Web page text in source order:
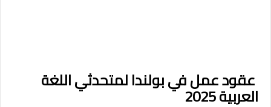
عقود عمل في بولندا لمتحدثي اللغة
العربية 2025